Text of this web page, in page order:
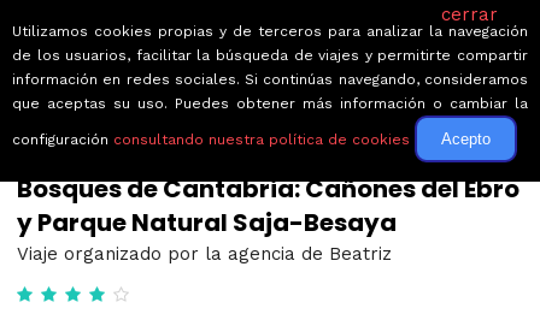
← Volver a Circuitos por España
Bosques de Cantabria: Cañones del Ebro
y Parque Natural Saja-Besaya
Viaje organizado por la agencia de Beatriz
cerrar
Utilizamos cookies propias y de terceros para analizar la navegación
de los usuarios, facilitar la búsqueda de viajes y permitirte compartir
información en redes sociales. Si continúas navegando, consideramos
que aceptas su uso. Puedes obtener más información o cambiar la
configuración consultando nuestra política de cookies Acepto